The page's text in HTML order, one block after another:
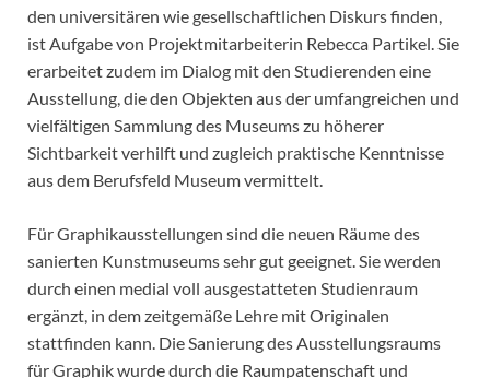
den universitären wie gesellschaftlichen Diskurs finden,
ist Aufgabe von Projektmitarbeiterin Rebecca Partikel. Sie
erarbeitet zudem im Dialog mit den Studierenden eine
Ausstellung, die den Objekten aus der umfangreichen und
vielfältigen Sammlung des Museums zu höherer
Sichtbarkeit verhilft und zugleich praktische Kenntnisse
aus dem Berufsfeld Museum vermittelt.
Für Graphikausstellungen sind die neuen Räume des
sanierten Kunstmuseums sehr gut geeignet. Sie werden
durch einen medial voll ausgestatteten Studienraum
ergänzt, in dem zeitgemäße Lehre mit Originalen
stattfinden kann. Die Sanierung des Ausstellungsraums
für Graphik wurde durch die Raumpatenschaft und